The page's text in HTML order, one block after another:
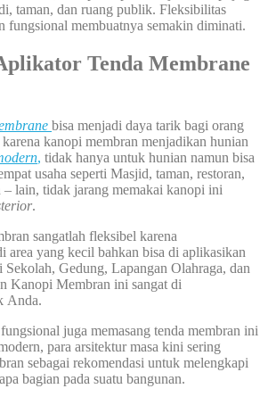
taman, dan ruang publik. Fleksibilitas
fungsional membuatnya semakin diminati.
Tenda Membrane
bisa menjadi daya tarik bagi orang
kanopi membran menjadikan hunian
, tidak hanya untuk hunian namun bisa
usaha seperti Masjid, taman, restoran,
– lain, tidak jarang memakai kanopi ini
.
sangatlah fleksibel karena
area yang kecil bahkan bisa di aplikasikan
Sekolah, Gedung, Lapangan Olahraga, dan
Kanopi Membran ini sangat di
Anda.
juga memasang tenda membran ini
para arsitektur masa kini sering
sebagai rekomendasi untuk melengkapi
bagian pada suatu bangunan.